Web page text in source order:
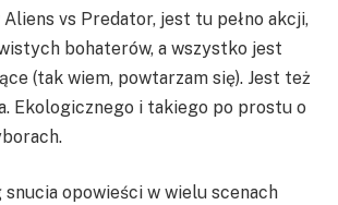
vs Predator, jest tu pełno akcji,
bohaterów, a wszystko jest
(tak wiem, powtarzam się). Jest też
Ekologicznego i takiego po prostu o
opowieści w wielu scenach